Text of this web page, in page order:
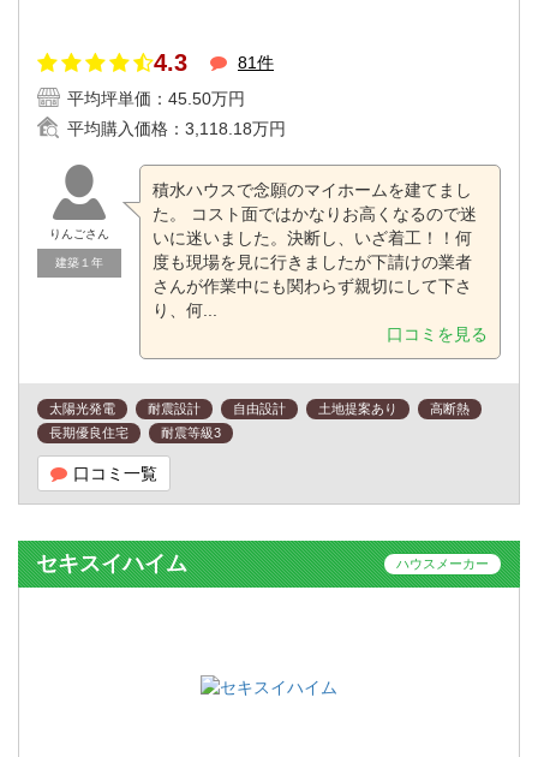
4.3
81件
平均坪単価： 45.50万円
平均購入価格： 3,118.18万円
りんごさん
建築１年
積水ハウスで念願のマイホームを建てまし
た。 コスト面ではかなりお高くなるので迷
いに迷いました。決断し、いざ着工！！何
度も現場を見に行きましたが下請けの業者
さんが作業中にも関わらず親切にして下さ
り、何...
口コミを見る
太陽光発電 耐震設計 自由設計 土地提案あり
高断熱
長期優良住宅
耐震等級3
口コミ一覧
セキスイハイム ハウスメーカー